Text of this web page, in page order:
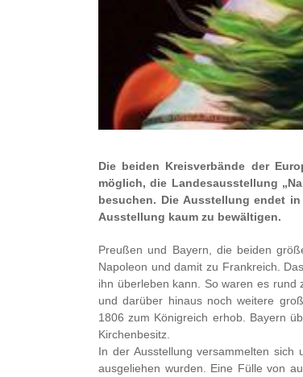
Die beiden Kreisverbände der
möglich, die Landesausstellung
besuchen. Die Ausstellung endet
Ausstellung kaum zu bewältigen.
Preußen und Bayern, die beiden
Napoleon und damit zu Frankreich.
ihn überleben kann. So waren es
und darüber hinaus noch weitere
1806 zum Königreich erhob. Bayern
Kirchenbesitz.
In der Ausstellung versammelten sich
ausgeliehen wurden. Eine Fülle von